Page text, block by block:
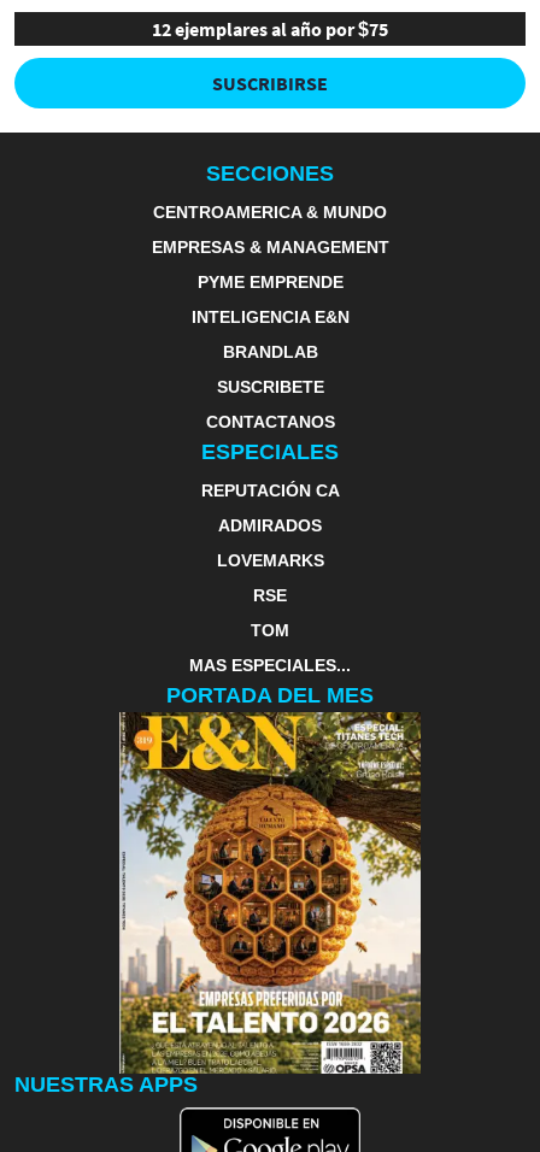
12 ejemplares al año por $75
SUSCRIBIRSE
SECCIONES
CENTROAMERICA & MUNDO
EMPRESAS & MANAGEMENT
PYME EMPRENDE
INTELIGENCIA E&N
BRANDLAB
SUSCRIBETE
CONTACTANOS
ESPECIALES
REPUTACIÓN CA
ADMIRADOS
LOVEMARKS
RSE
TOM
MAS ESPECIALES...
PORTADA DEL MES
NUESTRAS APPS